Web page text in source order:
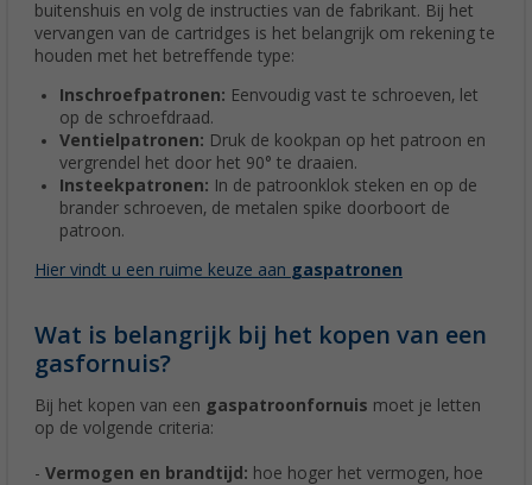
buitenshuis en volg de instructies van de fabrikant. Bij het
vervangen van de cartridges is het belangrijk om rekening te
houden met het betreffende type:
Inschroefpatronen: Eenvoudig vast te schroeven, let
op de schroefdraad.
Ventielpatronen: Druk de kookpan op het patroon en
vergrendel het door het 90° te draaien.
Insteekpatronen: In de patroonklok steken en op de
brander schroeven, de metalen spike doorboort de
patroon.
Hier vindt u een ruime keuze aan gaspatronen
Wat is belangrijk bij het kopen van een
gasfornuis?
Bij het kopen van een gaspatroonfornuis moet je letten
op de volgende criteria:
- Vermogen en brandtijd: hoe hoger het vermogen, hoe